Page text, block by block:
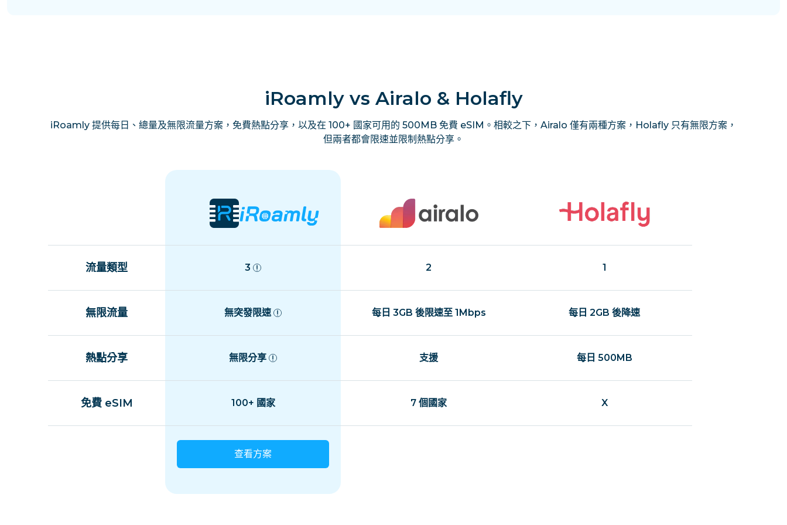
iRoamly vs Airalo & Holafly
iRoamly 提供每日、總量及無限流量方案，免費熱點分享，以及在 100+ 國家可用的 500MB 免費 eSIM。相較之下，Airalo 僅有兩種方案，Holafly 只有無限方案，
但兩者都會限速並限制熱點分享。
流量類型 3 2 1
無限流量 無突發限速 每日 3GB 後限速至 1Mbps 每日 2GB 後降速
熱點分享 無限分享 支援 每日 500MB
免費 eSIM 100+ 國家 7 個國家 X
查看方案